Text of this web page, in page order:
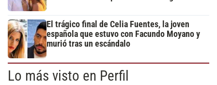
El trágico final de Celia Fuentes, la joven
española que estuvo con Facundo Moyano y
murió tras un escándalo
Lo más visto en Perfil